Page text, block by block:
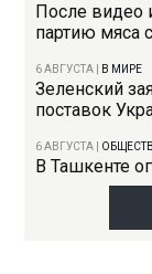
После видео
партию мяса
6 АВГУСТА В МИРЕ
Зеленский
поставок
6 АВГУСТА
В Ташкенте